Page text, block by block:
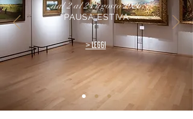
dal 2 al 24 agosto 2026
PAUSA ESTIVA
> LEGGI